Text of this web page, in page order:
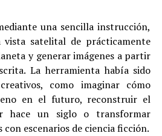
una sencilla instrucción,
satelital de prácticamente
y generar imágenes a partir
La herramienta había sido
como imaginar cómo
en el futuro, reconstruir el
hace un siglo o transformar
con escenarios de ciencia ficción.